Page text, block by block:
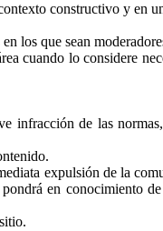
constructivo y en
los que sean
cuando lo considere
infracción de las
expulsión de la
en conocimiento